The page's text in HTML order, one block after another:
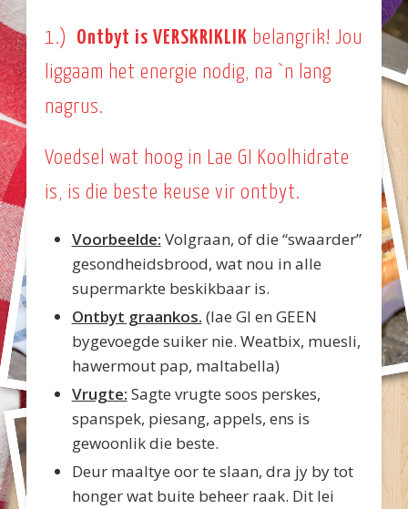
1.) Ontbyt is VERSKRIKLIK belangrik! Jou
liggaam het energie nodig, na `n lang
nagrus.
Voedsel wat hoog in Lae GI Koolhidrate
is, is die beste keuse vir ontbyt.
Voorbeelde: Volgraan, of die “swaarder”
gesondheidsbrood, wat nou in alle
supermarkte beskikbaar is.
Ontbyt graankos. (lae GI en GEEN
bygevoegde suiker nie. Weatbix, muesli,
hawermout pap, maltabella)
Vrugte: Sagte vrugte soos perskes,
spanspek, piesang, appels, ens is
gewoonlik die beste.
Deur maaltye oor te slaan, dra jy by tot
honger wat buite beheer raak. Dit lei